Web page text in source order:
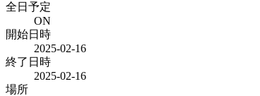
全日予定
ON
開始日時
2025-02-16
終了日時
2025-02-16
場所